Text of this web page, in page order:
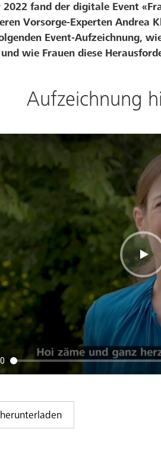
fand der digitale Event
Vorsorge-Experten Andrea
Event-Aufzeichnung,
wie Frauen diese
Aufzeichnung